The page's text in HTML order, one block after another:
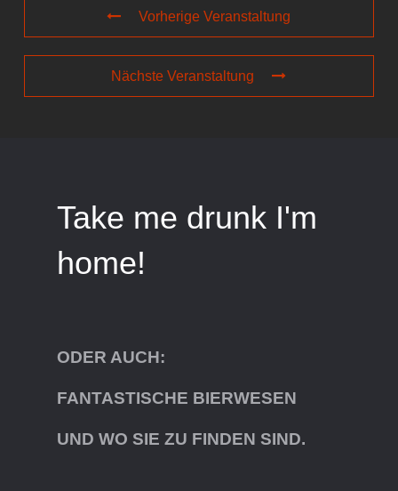
Vorherige Veranstaltung
Nächste Veranstaltung
Take me drunk I'm
home!
ODER AUCH:
FANTASTISCHE BIERWESEN
UND WO SIE ZU FINDEN SIND.